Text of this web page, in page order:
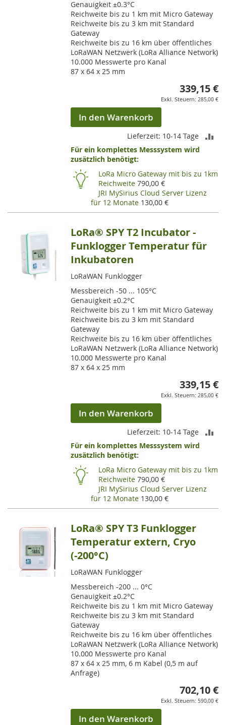
Genauigkeit ±0.3°C
Reichweite bis zu 1 km mit Micro Gateway
Reichweite bis zu 3 km mit Standard
Gateway
Reichweite bis zu 16 km über öffentliches
LoRaWAN Netzwerk (LoRa Alliance Network)
10.000 Messwerte pro Kanal
87 x 64 x 25 mm
339,15 €
285,00 €
In den Warenkorb
Lieferzeit: 10-14 Tage
Für ein komplettes Messsystem wird
zusätzlich benötigt:
LoRa Micro Gateway mit bis zu 1km
Reichweite 790,00 €
JRI MySirius Cloud Server Lizenz
für 12 Monate 130,00 €
LoRa® SPY T2 Incubator -
Funklogger Temperatur für
Inkubatoren
LoRaWAN Funklogger
Messbereich -50 ... 105°C
Genauigkeit ±0.2°C
Reichweite bis zu 1 km mit Micro Gateway
Reichweite bis zu 3 km mit Standard
Gateway
Reichweite bis zu 16 km über öffentliches
LoRaWAN Netzwerk (LoRa Alliance Network)
10.000 Messwerte pro Kanal
87 x 64 x 25 mm
339,15 €
285,00 €
In den Warenkorb
Lieferzeit: 10-14 Tage
Für ein komplettes Messsystem wird
zusätzlich benötigt:
LoRa Micro Gateway mit bis zu 1km
Reichweite 790,00 €
JRI MySirius Cloud Server Lizenz
für 12 Monate 130,00 €
LoRa® SPY T3 Funklogger
Temperatur extern, Cryo
(-200°C)
LoRaWAN Funklogger
Messbereich -200 ... 0°C
Genauigkeit ±0.2°C
Reichweite bis zu 1 km mit Micro Gateway
Reichweite bis zu 3 km mit Standard
Gateway
Reichweite bis zu 16 km über öffentliches
LoRaWAN Netzwerk (LoRa Alliance Network)
10.000 Messwerte pro Kanal
87 x 64 x 25 mm, 6 m Kabel (0,5 m auf
Anfrage)
702,10 €
590,00 €
In den Warenkorb